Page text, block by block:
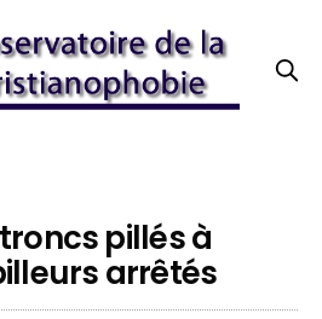
pillés à
arrêtés